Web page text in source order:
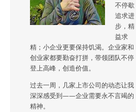
不停歇
追求进
步，精
益求
精；小企业更要保持饥渴。企业家和
创业家都要勤奋打拼，带领团队不停
登上高峰，创造价值。
过去一周，几家上市公司的动态让我
深深感受到——企业需要永不言竭的
精神。